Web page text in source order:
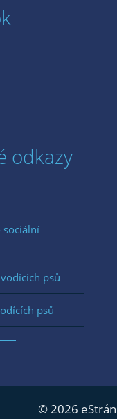
odkazy
sociální
psů
psů
© 2026